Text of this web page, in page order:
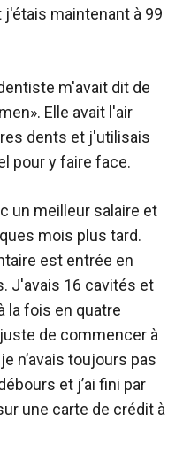
maintenant à 99
m'avait dit de
Elle avait l'air
dents et j'utilisais
pour y faire face.
un meilleur salaire et
mois plus tard.
est entrée en
J'avais 16 cavités et
la fois en quatre
de commencer à
n’avais toujours pas
et j’ai fini par
une carte de crédit à